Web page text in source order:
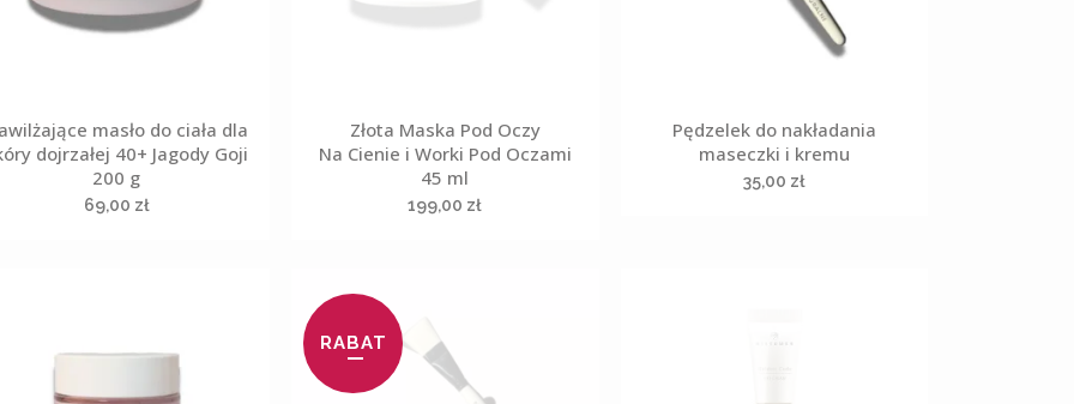
masło do ciała dla
dojrzałej 40+ Jagody Goji
200 g
69,00 zł
Złota Maska Pod Oczy
Na Cienie i Worki Pod Oczami
45 ml
199,00 zł
Pędzelek do nakładania
maseczki i kremu
35,00 zł
RABAT